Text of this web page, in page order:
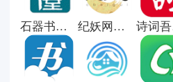
猫小说
读爱好
常支持
模式
加舒适
石器书屋十八书屋 纪妖网安卓版